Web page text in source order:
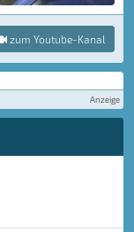
zum Youtube-Kanal
Anzeige